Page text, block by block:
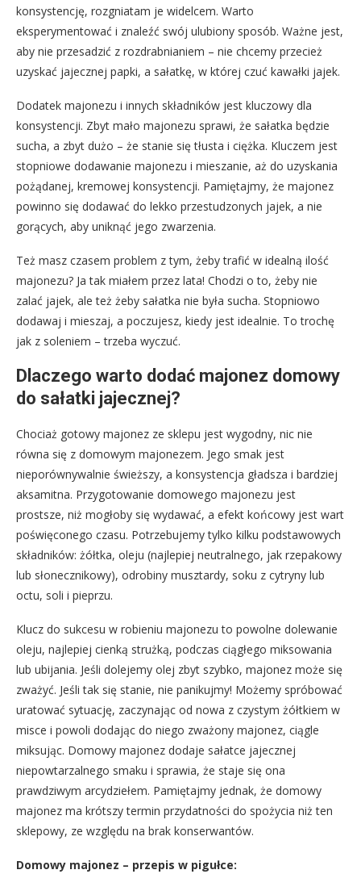
konsystencję, rozgniatam je widelcem. Warto
eksperymentować i znaleźć swój ulubiony sposób. Ważne jest,
aby nie przesadzić z rozdrabnianiem – nie chcemy przecież
uzyskać jajecznej papki, a sałatkę, w której czuć kawałki jajek.
Dodatek majonezu i innych składników jest kluczowy dla
konsystencji. Zbyt mało majonezu sprawi, że sałatka będzie
sucha, a zbyt dużo – że stanie się tłusta i ciężka. Kluczem jest
stopniowe dodawanie majonezu i mieszanie, aż do uzyskania
pożądanej, kremowej konsystencji. Pamiętajmy, że majonez
powinno się dodawać do lekko przestudzonych jajek, a nie
gorących, aby uniknąć jego zwarzenia.
Też masz czasem problem z tym, żeby trafić w idealną ilość
majonezu? Ja tak miałem przez lata! Chodzi o to, żeby nie
zalać jajek, ale też żeby sałatka nie była sucha. Stopniowo
dodawaj i mieszaj, a poczujesz, kiedy jest idealnie. To trochę
jak z soleniem – trzeba wyczuć.
Dlaczego warto dodać majonez domowy
do sałatki jajecznej?
Chociaż gotowy majonez ze sklepu jest wygodny, nic nie
równa się z domowym majonezem. Jego smak jest
nieporównywalnie świeższy, a konsystencja gładsza i bardziej
aksamitna. Przygotowanie domowego majonezu jest
prostsze, niż mogłoby się wydawać, a efekt końcowy jest wart
poświęconego czasu. Potrzebujemy tylko kilku podstawowych
składników: żółtka, oleju (najlepiej neutralnego, jak rzepakowy
lub słonecznikowy), odrobiny musztardy, soku z cytryny lub
octu, soli i pieprzu.
Klucz do sukcesu w robieniu majonezu to powolne dolewanie
oleju, najlepiej cienką strużką, podczas ciągłego miksowania
lub ubijania. Jeśli dolejemy olej zbyt szybko, majonez może się
zważyć. Jeśli tak się stanie, nie panikujmy! Możemy spróbować
uratować sytuację, zaczynając od nowa z czystym żółtkiem w
misce i powoli dodając do niego zważony majonez, ciągle
miksując. Domowy majonez dodaje sałatce jajecznej
niepowtarzalnego smaku i sprawia, że staje się ona
prawdziwym arcydziełem. Pamiętajmy jednak, że domowy
majonez ma krótszy termin przydatności do spożycia niż ten
sklepowy, ze względu na brak konserwantów.
Domowy majonez – przepis w pigułce: